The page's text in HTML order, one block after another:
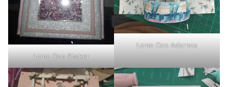
Lomo Con Shaker
Lomo Con Adornos